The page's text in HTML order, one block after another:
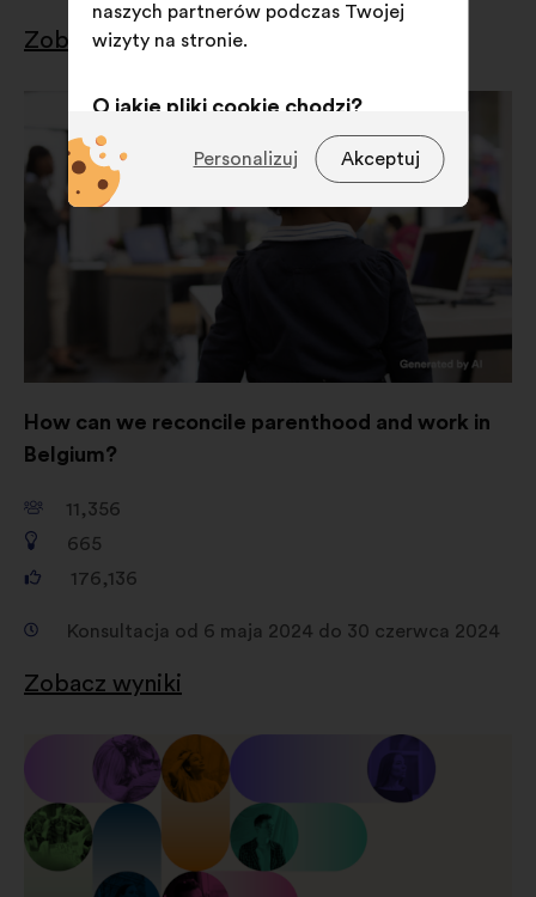
Zobacz wyniki
How can we reconcile parenthood and work in
Belgium?
11,356
665
176,136
Konsultacja od 6 maja 2024 do 30 czerwca 2024
Zobacz wyniki
naszych partnerów podczas Twojej
wizyty na stronie.
O jakie pliki cookie chodzi?
Techniczne:pliki cookie niezbędne
do funkcjonowania strony
Preferencyjne:
pliki cookie
służące poprawieniu
doświadczenia użytkownika
podczas przeglądania strony
pozwalające wzbogacić analizę
w sposób zagregowany
Akceptuj
Personalizuj